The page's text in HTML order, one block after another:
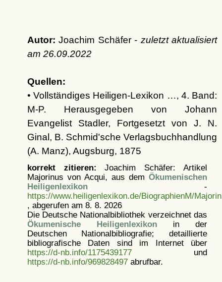
Autor: Joachim Schäfer - zuletzt aktualisiert
am 26.09.2022
Quellen:
• Vollständiges Heiligen-Lexikon …, 4. Band:
M-P. Herausgegeben von Johann
Evangelist Stadler, Fortgesetzt von J. N.
Ginal, B. Schmid'sche Verlagsbuchhandlung
(A. Manz), Augsburg, 1875
korrekt zitieren: Joachim Schäfer: Artikel
Majorinus von Acqui, aus dem Ökumenischen
Heiligenlexikon-
https://www.heiligenlexikon.de/BiographienM/
, abgerufen am 8. 8. 2026
Die Deutsche Nationalbibliothek verzeichnet das
Ökumenische Heiligenlexikonin der
Deutschen Nationalbibliografie; detaillierte
bibliografische Daten sind im Internet über
https://d-nb.info/1175439177und
https://d-nb.info/969828497abrufbar.